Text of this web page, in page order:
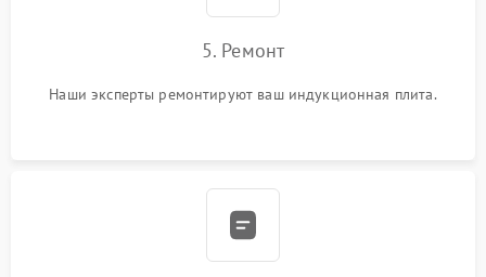
5. Ремонт
Наши эксперты ремонтируют ваш индукционная плита.